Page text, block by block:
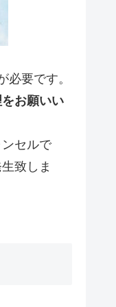
必要です。
お願いい
セルで
致しま